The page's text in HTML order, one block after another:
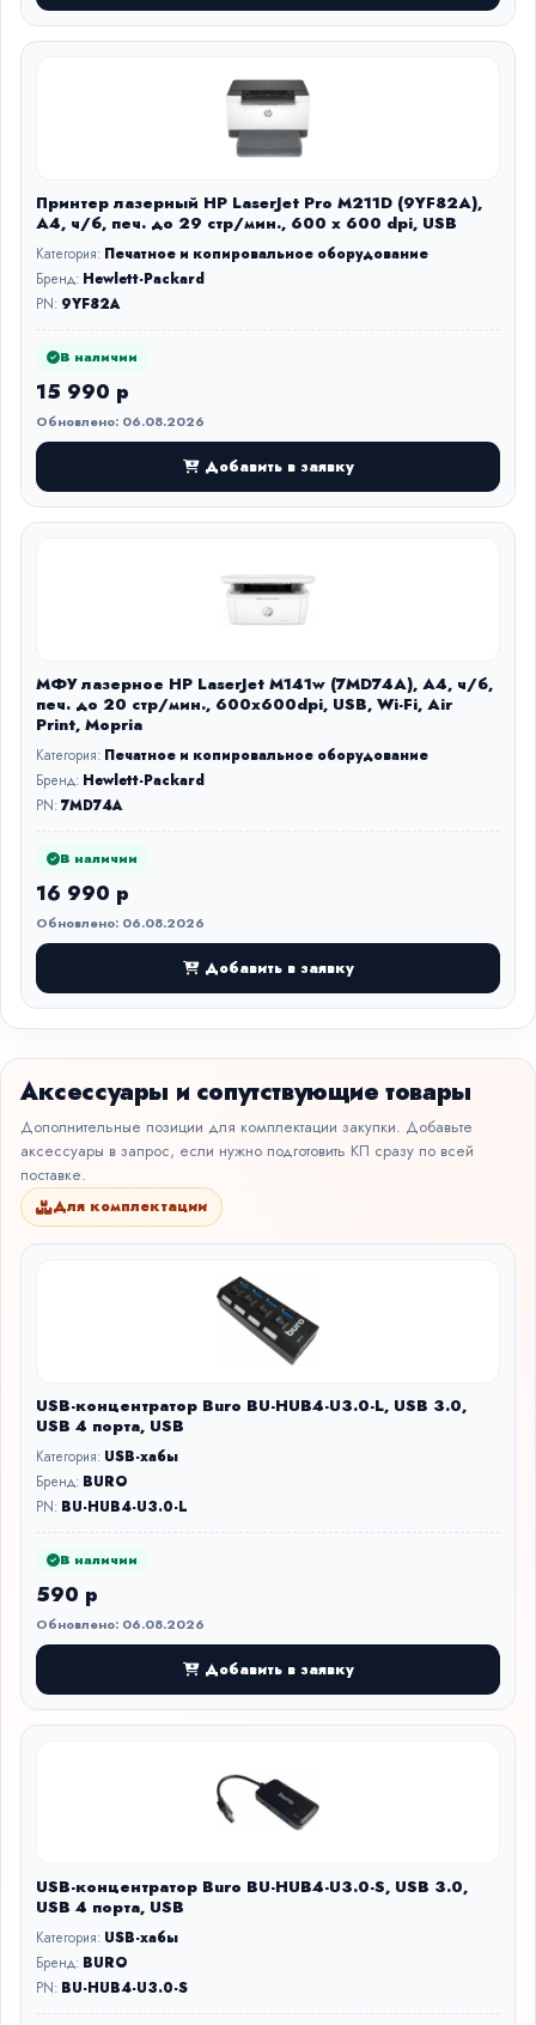
Принтер лазерный HP LaserJet Pro M211D (9YF82A),
A4, ч/б, печ. до 29 стр/мин., 600 x 600 dpi, USB
Категория: Печатное и копировальное оборудование
Бренд: Hewlett-Packard
PN: 9YF82A
В наличии
15 990 р
Обновлено: 06.08.2026
Добавить в заявку
МФУ лазерное HP LaserJet M141w (7MD74A), A4, ч/б,
печ. до 20 стр/мин., 600x600dpi, USB, Wi-Fi, Air
Print, Mopria
Категория: Печатное и копировальное оборудование
Бренд: Hewlett-Packard
PN:7MD74A
В наличии
16 990 р
Обновлено: 06.08.2026
Добавить в заявку
Аксессуары и сопутствующие товары
Дополнительные позиции для комплектации закупки. Добавьте
аксессуары в запрос, если нужно подготовить КП сразу по всей
поставке.
Для комплектации
USB-концентратор Buro BU-HUB4-U3.0-L, USB 3.0,
USB 4 порта, USB
Категория: USB-хабы
Бренд: BURO
PN: BU-HUB4-U3.0-L
В наличии
590 р
Обновлено: 06.08.2026
Добавить в заявку
USB-концентратор Buro BU-HUB4-U3.0-S, USB 3.0,
USB 4 порта, USB
Категория: USB-хабы
Бренд: BURO
PN: BU-HUB4-U3.0-S